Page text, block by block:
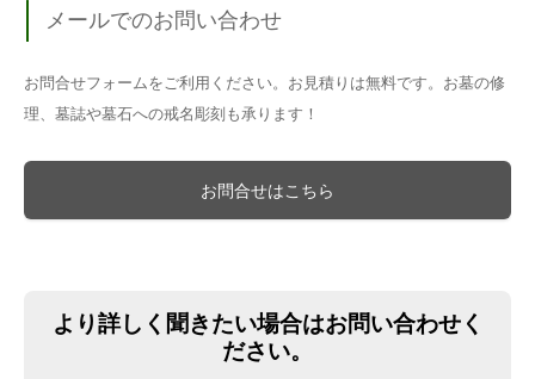
メールでのお問い合わせ
お問合せフォームをご利用ください。お見積りは無料です。お墓の修
理、墓誌や墓石への戒名彫刻も承ります！
お問合せはこちら
より詳しく聞きたい場合はお問い合わせく
ださい。